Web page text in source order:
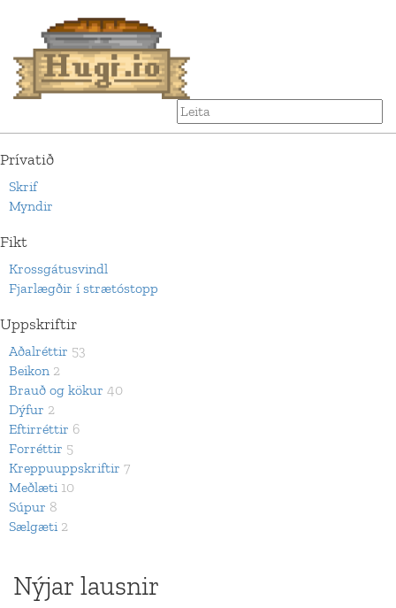
Prívatið
Skrif
Myndir
Fikt
Krossgátusvindl
Fjarlægðir í strætóstopp
Uppskriftir
Aðalréttir 53
Beikon 2
Brauð og kökur 40
Dýfur 2
Eftirréttir 6
Forréttir 5
Kreppuuppskriftir 7
Meðlæti 10
Súpur 8
Sælgæti 2
Nýjar lausnir